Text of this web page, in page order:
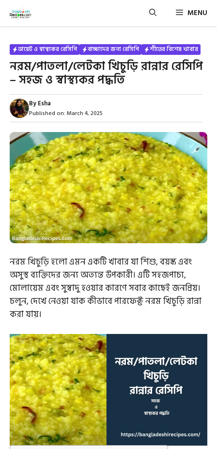
Skip
MENU
ডায়েট ও স্বাস্থ্যকর রেসিপি বাচ্চাদের জন্য রেসিপি শীতের বিশেষ খাবার
নরম/পাতলা/লেটকা খিচুড়ি রান্নার রেসিপি
– সহজ ও স্বাস্থ্যকর পদ্ধতি
ByEsha
Published on: March 4, 2025
নরম খিচুড়ি হলো এমন একটি খাবার যা শিশু, বয়স্ক এবং
অসুস্থ ব্যক্তিদের জন্য অত্যন্ত উপকারী। এটি সহজপাচ্য,
মোলায়েম এবং সুস্বাদু হওয়ার কারণে সবার কাছেই জনপ্রিয়।
চলুন, দেখে নেওয়া যাক কীভাবে পারফেক্ট নরম খিচুড়ি রান্না
করা যায়।